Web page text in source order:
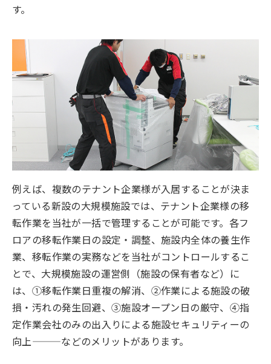
す。
例えば、複数のテナント企業様が入居することが決ま
っている新設の大規模施設では、テナント企業様の移
転作業を当社が一括で管理することが可能です。各フ
ロアの移転作業日の設定・調整、施設内全体の養生作
業、移転作業の実務などを当社がコントロールするこ
とで、大規模施設の運営側（施設の保有者など）に
は、①移転作業日重複の解消、②作業による施設の破
損・汚れの発生回避、③施設オープン日の厳守、④指
定作業会社のみの出入りによる施設セキュリティーの
向上———などのメリットがあります。